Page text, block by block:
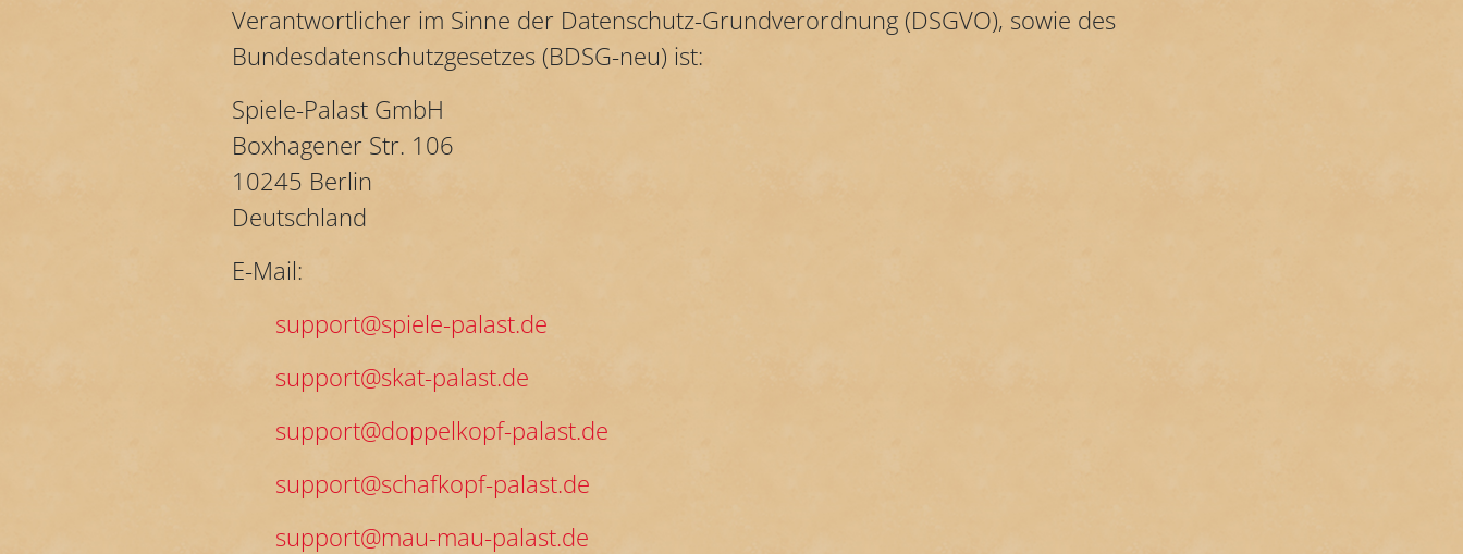
Verantwortlicher im Sinne der Datenschutz-Grundverordnung (DSGVO), sowie des
Bundesdatenschutzgesetzes (BDSG-neu) ist:
Spiele-Palast GmbH
Boxhagener Str. 106
10245 Berlin
Deutschland
E-Mail:
support@spiele-palast.de
support@skat-palast.de
support@doppelkopf-palast.de
support@schafkopf-palast.de
support@mau-mau-palast.de